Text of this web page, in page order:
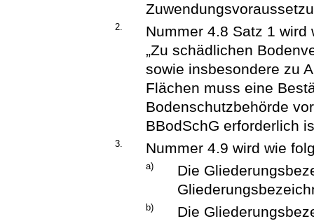
2.
Nummer 4.8 Satz 1 wird
„Zu schädlichen
sowie insbesondere zu
Flächen muss eine
Bodenschutzbehörde
BBodSchG erforderlich
3. Nummer 4.9 wird wie
a)
Die
b)
Die